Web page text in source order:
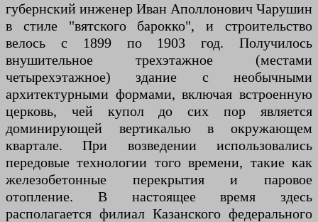
губернский инженер Иван Аполлонович Чарушин
в стиле "вятского барокко", и строительство
велось с 1899 по 1903 год. Получилось
внушительное трехэтажное (местами
четырехэтажное) здание с необычными
архитектурными формами, включая встроенную
церковь, чей купол до сих пор является
доминирующей вертикалью в окружающем
квартале. При возведении использовались
передовые технологии того времени, такие как
железобетонные перекрытия и паровое
отопление. В настоящее время здесь
располагается филиал Казанского федерального